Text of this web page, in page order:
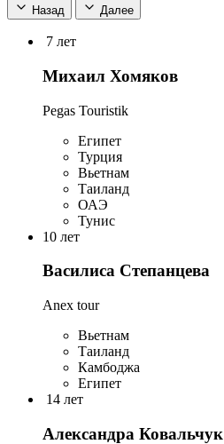
Назад Далее
7 лет
Михаил Хомяков
Pegas Touristik
Египет
Турция
Вьетнам
Таиланд
ОАЭ
Тунис
10 лет
Василиса Степанцева
Anex tour
Вьетнам
Таиланд
Камбоджа
Египет
14 лет
Александра Ковальчук